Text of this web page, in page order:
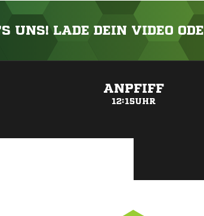
UNS! LADE DEIN VIDEO
ANPFIFF
12:15UHR